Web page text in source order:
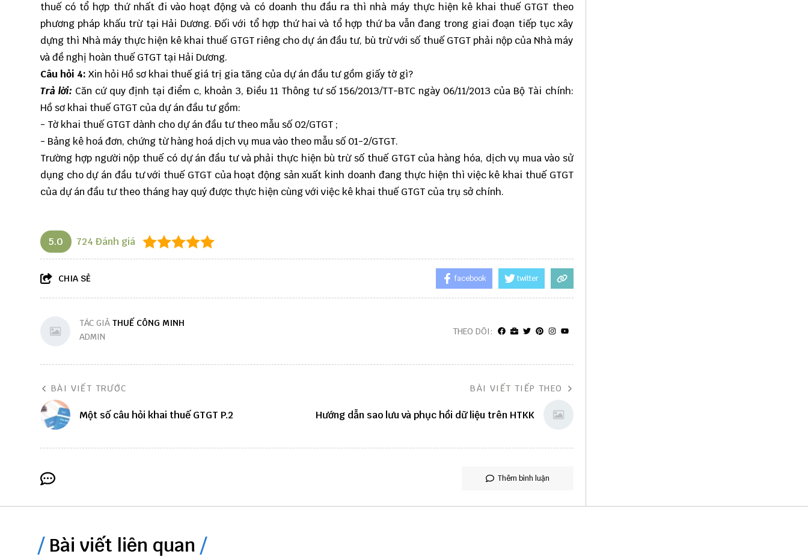
thuế có tổ hợp thứ nhất đi vào hoạt động và có doanh thu đầu ra thì nhà máy thực hiện kê khai thuế GTGT theo
phương pháp khấu trừ tại Hải Dương. Đối với tổ hợp thứ hai và tổ hợp thứ ba vẫn đang trong giai đoạn tiếp tục xây
dựng thì Nhà máy thực hiện kê khai thuế GTGT riêng cho dự án đầu tư, bù trừ với số thuế GTGT phải nộp của Nhà máy
và đề nghị hoàn thuế GTGT tại Hải Dương.
Câu hỏi 4: Xin hỏi Hồ sơ khai thuế giá trị gia tăng của dự án đầu tư gồm giấy tờ gì?
Trả lời: Căn cứ quy định tại điểm c, khoản 3, Điều 11 Thông tư số 156/2013/TT-BTC ngày 06/11/2013 của Bộ Tài chính:
Hồ sơ khai thuế GTGT của dự án đầu tư gồm:
- Tờ khai thuế GTGT dành cho dự án đầu tư theo mẫu số 02/GTGT ;
- Bảng kê hoá đơn, chứng từ hàng hoá dịch vụ mua vào theo mẫu số 01-2/GTGT.
Trường hợp người nộp thuế có dự án đầu tư và phải thực hiện bù trừ số thuế GTGT của hàng hóa, dịch vụ mua vào sử
dụng cho dự án đầu tư với thuế GTGT của hoạt động sản xuất kinh doanh đang thực hiện thì việc kê khai thuế GTGT
của dự án đầu tư theo tháng hay quý được thực hiện cùng với việc kê khai thuế GTGT của trụ sở chính.
5.0 724 Đánh giá
CHIA SẺ facebook twitter
TÁC GIẢ THUẾ CÔNG MINH
ADMIN
THEO DÕI:
BÀI VIẾT TRƯỚC
Một số câu hỏi khai thuế GTGT P.2
BÀI VIẾT TIẾP THEO
Hướng dẫn sao lưu và phục hồi dữ liệu trên HTKK
Thêm bình luận
Bài viết liên quan